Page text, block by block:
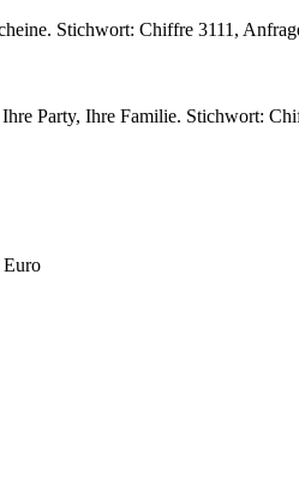
Stichwort: Chiffre 3111,
Party, Ihre Familie. Stichwort:
Euro